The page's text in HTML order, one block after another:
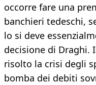
occorre fare una
banchieri tedeschi,
lo si deve
decisione di Draghi.
risolto la crisi degli
bomba dei debiti